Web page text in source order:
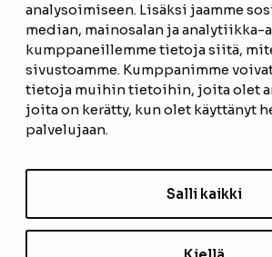
analysoimiseen. Lisäksi jaamme
median, mainosalan ja analytiikka-
kumppaneillemme tietoja siitä,
sivustoamme. Kumppanimme
tietoja muihin tietoihin, joita olet
joita on kerätty, kun olet käyttänyt
palvelujaan.
Salli kaikki
TUOTTEET
REFERENSSIT
OTA YHTEYTTÄ
TIETOSUOJASELOSTE
EVÄSTEASETUKSET